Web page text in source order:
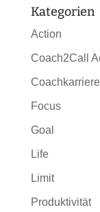
Kategorien
Action
Coach2Call
Coachkarriere
Focus
Goal
Life
Limit
Produktivität